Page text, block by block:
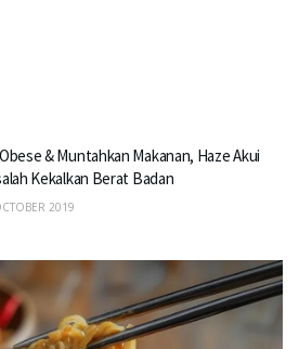
& Muntahkan Makanan, Haze Akui
Kekalkan Berat Badan
2019